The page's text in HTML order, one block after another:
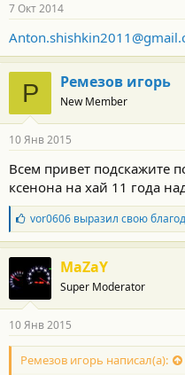
7 Окт 2014
Р Ремезов игорь
New Member
10 Янв 2015
Всем привет подскажите
ксенона на хай 11 года
Б
л
а
г
о
д
а
н
о
с
vor0606выразил свою
MaZaY
Super Moderator
10 Янв 2015
Ремезов игорь написал(а):